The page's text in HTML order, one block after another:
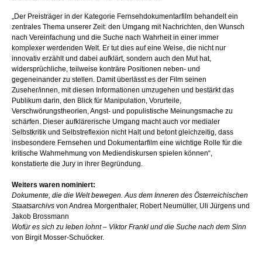
„Der Preisträger in der Kategorie Fernsehdokumentarfilm behandelt ein
zentrales Thema unserer Zeit: den Umgang mit Nachrichten, den Wunsch
nach Vereinfachung und die Suche nach Wahrheit in einer immer
komplexer werdenden Welt. Er tut dies auf eine Weise, die nicht nur
innovativ erzählt und dabei aufklärt, sondern auch den Mut hat,
widersprüchliche, teilweise konträre Positionen neben- und
gegeneinander zu stellen. Damit überlässt es der Film seinen
Zuseher/innen, mit diesen Informationen umzugehen und bestärkt das
Publikum darin, den Blick für Manipulation, Vorurteile,
Verschwörungstheorien, Angst- und populistische Meinungsmache zu
schärfen. Dieser aufklärerische Umgang macht auch vor medialer
Selbstkritik und Selbstreflexion nicht Halt und betont gleichzeitig, dass
insbesondere Fernsehen und Dokumentarfilm eine wichtige Rolle für die
kritische Wahrnehmung von Mediendiskursen spielen können“,
konstatierte die Jury in ihrer Begründung.
Weiters waren nominiert:
Dokumente, die die Welt bewegen. Aus dem Inneren des Österreichischen
Staatsarchivs von Andrea Morgenthaler, Robert Neumüller, Uli Jürgens und
Jakob Brossmann
Wofür es sich zu leben lohnt – Viktor Frankl und die Suche nach dem Sinn
von Birgit Mosser-Schuöcker.